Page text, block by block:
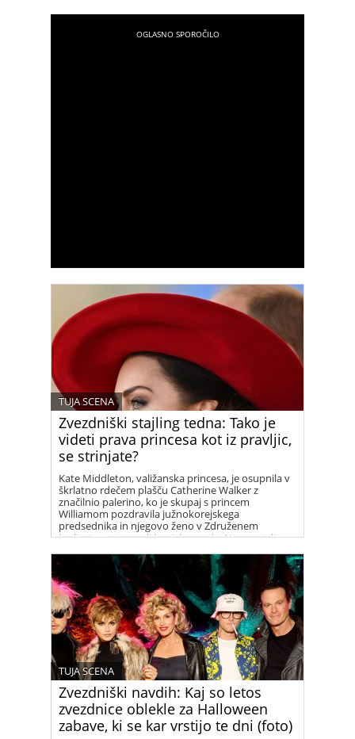
Zvezdniški stajling tedna: Tako je
videti prava princesa kot iz pravljic,
se strinjate?
TUJA SCENA
Kate Middleton, valižanska princesa, je osupnila v
škrlatno rdečem plašču Catherine Walker z
značilnio palerino, ko je skupaj s princem
Williamom pozdravila južnokorejskega
predsednika in njegovo ženo v Združenem
kraljestvu na paradi konjske garde. Nam se zdi
Zvezdniški navdih: Kaj so letos
zvezdnice oblekle za Halloween
zabave, ki se kar vrstijo te dni (foto)
TUJA SCENA